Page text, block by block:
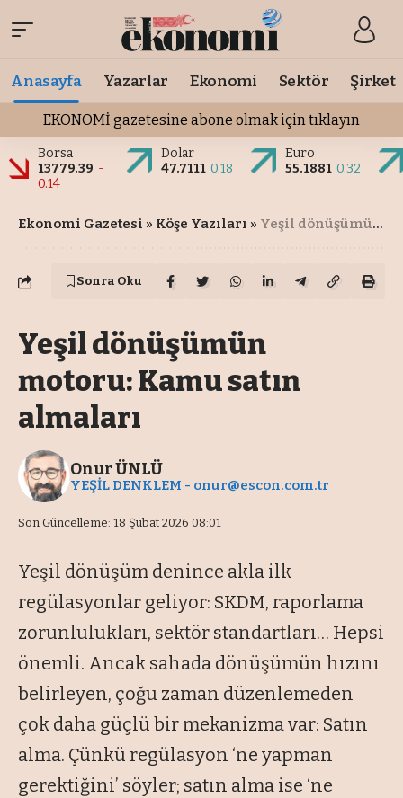
Anasayfa Yazarlar Ekonomi Sektör Şirket
EKONOMİ gazetesine abone olmak için tıklayın
Borsa
13779.39 -
0.14
Dolar
47.7111 0.18
Euro
55.1881 0.32
Ekonomi Gazetesi » Köşe Yazıları » Yeşil dönüşümün motoru: Kamu satın almaları
Sonra Oku
Yeşil dönüşümün
motoru: Kamu satın
almaları
Son Güncelleme: 18 Şubat 2026 08:01
Onur ÜNLÜ
YEŞİL DENKLEM - onur@escon.com.tr
Yeşil dönüşüm denince akla ilk
regülasyonlar geliyor: SKDM, raporlama
zorunlulukları, sektör standartları… Hepsi
önemli. Ancak sahada dönüşümün hızını
belirleyen, çoğu zaman düzenlemeden
çok daha güçlü bir mekanizma var: Satın
alma. Çünkü regülasyon ‘ne yapman
gerektiğini’ söyler; satın alma ise ‘ne